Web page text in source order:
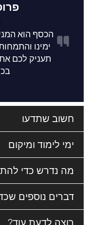
הכסף הוא
ימינו
תעניק לכם
חשוב שתדעו
ימי לימוד ומיקום
מה נדרש כדי
דברים נוספים
רוצה לדעת עוד?